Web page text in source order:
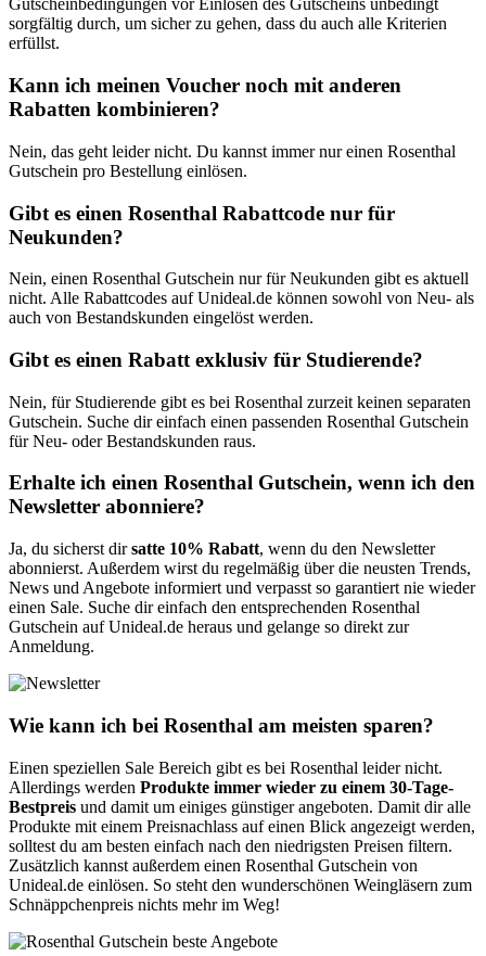
Gutscheinbedingungen vor Einlösen des Gutscheins unbedingt
sorgfältig durch, um sicher zu gehen, dass du auch alle Kriterien
erfüllst.
Kann ich meinen Voucher noch mit anderen
Rabatten kombinieren?
Nein, das geht leider nicht. Du kannst immer nur einen Rosenthal
Gutschein pro Bestellung einlösen.
Gibt es einen Rosenthal Rabattcode nur für
Neukunden?
Nein, einen Rosenthal Gutschein nur für Neukunden gibt es aktuell
nicht. Alle Rabattcodes auf Unideal.de können sowohl von Neu- als
auch von Bestandskunden eingelöst werden.
Gibt es einen Rabatt exklusiv für Studierende?
Nein, für Studierende gibt es bei Rosenthal zurzeit keinen separaten
Gutschein. Suche dir einfach einen passenden Rosenthal Gutschein
für Neu- oder Bestandskunden raus.
Erhalte ich einen Rosenthal Gutschein, wenn ich den
Newsletter abonniere?
Ja, du sicherst dirsatte 10% Rabatt, wenn du den Newsletter
abonnierst. Außerdem wirst du regelmäßig über die neusten Trends,
News und Angebote informiert und verpasst so garantiert nie wieder
einen Sale. Suche dir einfach den entsprechenden Rosenthal
Gutschein auf Unideal.de heraus und gelange so direkt zur
Anmeldung.
Wie kann ich bei Rosenthal am meisten sparen?
Einen speziellen Sale Bereich gibt es bei Rosenthal leider nicht.
Allerdings werden Produkte immer wieder zu einem 30-Tage-
Bestpreis und damit um einiges günstiger angeboten. Damit dir alle
Produkte mit einem Preisnachlass auf einen Blick angezeigt werden,
solltest du am besten einfach nach den niedrigsten Preisen filtern.
Zusätzlich kannst außerdem einen Rosenthal Gutschein von
Unideal.de einlösen. So steht den wunderschönen Weingläsern zum
Schnäppchenpreis nichts mehr im Weg!